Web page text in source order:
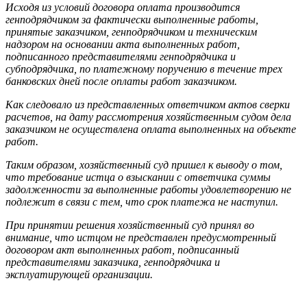
Исходя из условий договора оплата производится
генподрядчиком за фактически выполненные работы,
принятые заказчиком, генподрядчиком и техническим
надзором на основании акта выполненных работ,
подписанного представителями генподрядчика и
субподрядчика, по платежному поручению в течение трех
банковских дней после оплаты работ заказчиком.
Как следовало из представленных ответчиком актов сверки
расчетов, на дату рассмотрения хозяйственным судом дела
заказчиком не осуществлена оплата выполненных на объекте
работ.
Таким образом, хозяйственный суд пришел к выводу о том,
что требование истца о взыскании с ответчика суммы
задолженности за выполненные работы удовлетворению не
подлежит в связи с тем, что срок платежа не наступил.
При принятии решения хозяйственный суд принял во
внимание, что истцом не представлен предусмотренный
договором акт выполненных работ, подписанный
представителями заказчика, генподрядчика и
эксплуатирующей организации.